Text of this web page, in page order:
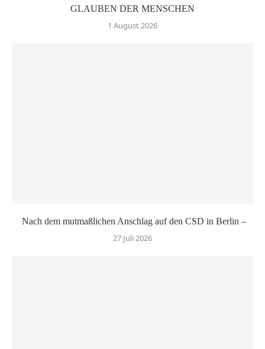
GLAUBEN DER MENSCHEN
1 August 2026
Nach dem mutmaßlichen Anschlag auf den CSD in Berlin –
27 Juli 2026